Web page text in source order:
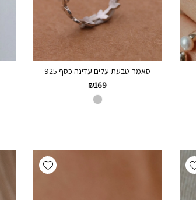
סאמר-טבעת עלים עדינה כסף 925
₪169
Add wishlist
Add wishlist